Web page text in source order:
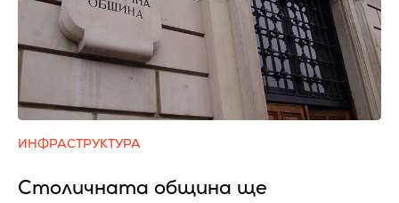
ИНФРАСТРУКТУРА
Столичната община ще